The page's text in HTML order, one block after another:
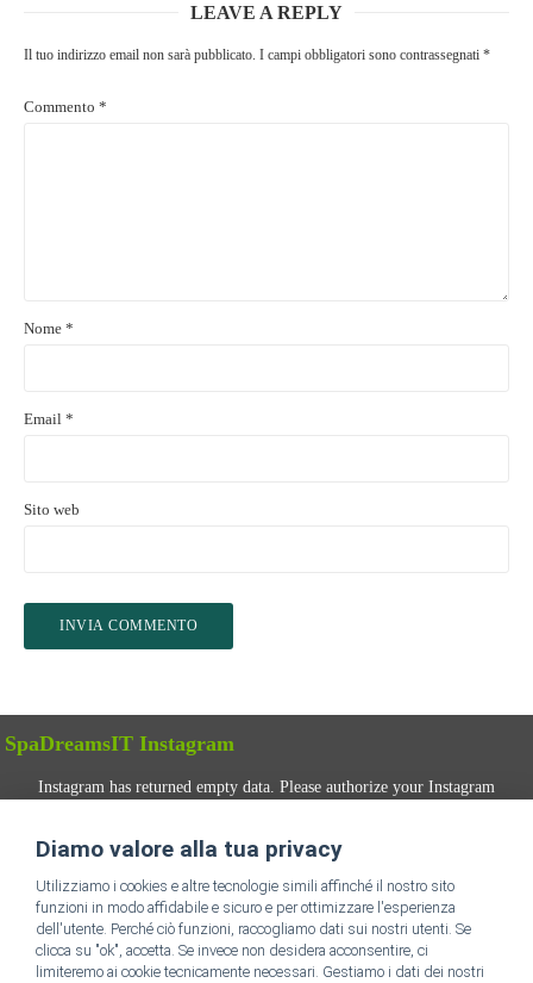
LEAVE A REPLY
Il tuo indirizzo email non sarà pubblicato. I campi obbligatori sono contrassegnati *
Commento *
Nome *
Email *
Sito web
SpaDreamsIT Instagram
Instagram has returned empty data. Please authorize your Instagram
SEGUICI
Diamo valore alla tua privacy
Utilizziamo i cookies e altre tecnologie simili affinché il nostro sito
funzioni in modo affidabile e sicuro e per ottimizzare l'esperienza
dell'utente. Perché ciò funzioni, raccogliamo dati sui nostri utenti. Se
clicca su "ok", accetta. Se invece non desidera acconsentire, ci
limiteremo ai cookie tecnicamente necessari. Gestiamo i dati dei nostri